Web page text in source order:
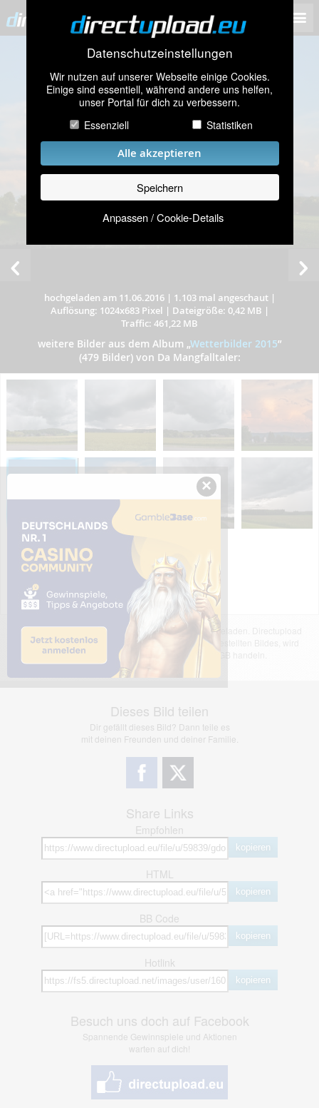
Datenschutzeinstellungen
Wir nutzen auf unserer Webseite einige Cookies.
Einige sind essentiell, während andere uns helfen,
unser Portal für dich zu verbessern.
Essenziell
Statistiken
Alle akzeptieren
Speichern
Anpassen / Cookie-Details
hochgeladen am 11.06.2016| 1.103 mal angeschaut|
Auflösung: 1024x683 Pixel | Dateigröße: 0,42 MB |
Traffic: 461,22 MB
weitere Bilder aus dem Album „Wetterbilder 2015”
(479 Bilder) von Da Mangfalltaler:
Das dargestellte Bild wurde von einem Nutzer hochgeladen. Directupload
übernimmt keinerlei Haftung für den Inhalt des dargestellten Bildes, wird
jedoch bei Verstößen nach §2(3) unserer AGB handeln.
Dieses Bild teilen
Dir gefällt dieses Bild? Dann teile es
mit deinen Freunden und deiner Familie.
Share Links
Empfohlen
kopieren
HTML
kopieren
BB Code
kopieren
Hotlink
kopieren
Besuch uns doch auf Facebook
Spannende Gewinnspiele und Aktionen
warten auf dich!
×